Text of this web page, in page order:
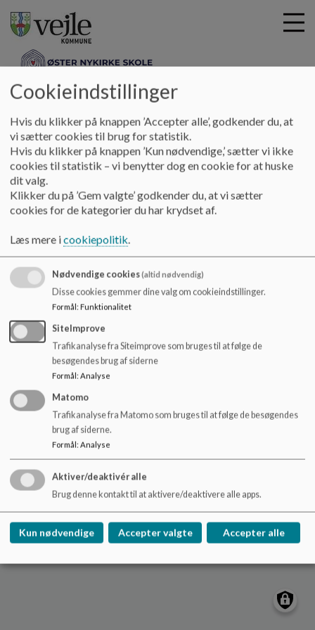
i
oesternykirkeskole
Alt det praktiske Persondata
Persondata
Øster Nykirke Skole er underlangt reglerne for
Nykirke Skole hører under Vejle Kommune er det derved
Vejle Kommunes DPO kontakte og retningslinjer du skal
orientere dig i. De kan findesher.
Øster Nykirke Skole
Skolestien 10, 7173 Vonge
Osternykirkeskole@vejle.dk
76 81 44 20
EAN NR.
5798006343461
Tilgængelighedserklæring
Sitemap
Cookie politik
Cookieindstillinger
Hvis du klikker på knappen ’Accepter alle’, godkender du, at
vi sætter cookies til brug for statistik.
Hvis du klikker på knappen ’Kun nødvendige,’ sætter vi ikke
cookies til statistik – vi benytter dog en cookie for at huske
dit valg.
Klikker du på ’Gem valgte’ godkender du, at vi sætter
cookies for de kategorier du har krydset af.
Læs mere icookiepolitik.
Nødvendige cookies(altid nødvendig)
Disse cookies gemmer dine valg om cookieindstillinger.
Formål: Funktionalitet
SiteImprove
Trafikanalyse fra Siteimprove som bruges til at følge de
besøgendes brug af siderne
Formål: Analyse
Matomo
Trafikanalyse fra Matomo som bruges til at følge de besøgendes
brug af siderne.
Formål: Analyse
Aktiver/deaktivér alle
Brug denne kontakt til at aktivere/deaktivere alle apps.
Kun nødvendige Accepter valgte Accepter alle